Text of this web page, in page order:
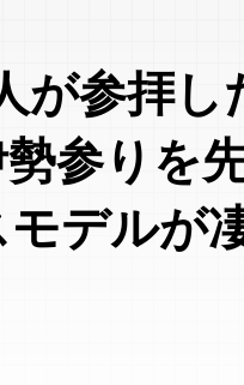
が参拝し
参りを
デルが